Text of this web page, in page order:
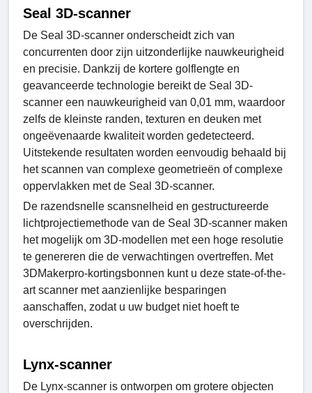
Seal 3D-scanner
De Seal 3D-scanner onderscheidt zich van
concurrenten door zijn uitzonderlijke nauwkeurigheid
en precisie. Dankzij de kortere golflengte en
geavanceerde technologie bereikt de Seal 3D-
scanner een nauwkeurigheid van 0,01 mm, waardoor
zelfs de kleinste randen, texturen en deuken met
ongeëvenaarde kwaliteit worden gedetecteerd.
Uitstekende resultaten worden eenvoudig behaald bij
het scannen van complexe geometrieën of complexe
oppervlakken met de Seal 3D-scanner.
De razendsnelle scansnelheid en gestructureerde
lichtprojectiemethode van de Seal 3D-scanner maken
het mogelijk om 3D-modellen met een hoge resolutie
te genereren die de verwachtingen overtreffen. Met
3DMakerpro-kortingsbonnen kunt u deze state-of-the-
art scanner met aanzienlijke besparingen
aanschaffen, zodat u uw budget niet hoeft te
overschrijden.
Lynx-scanner
De Lynx-scanner is ontworpen om grotere objecten